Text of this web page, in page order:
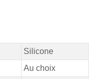
Silicone
Au choix